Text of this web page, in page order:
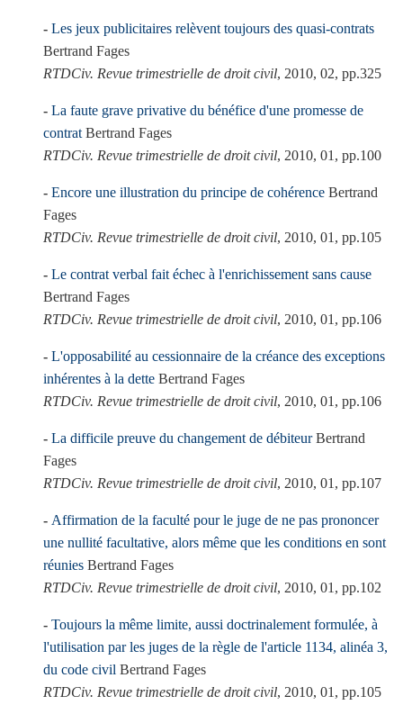
Les jeux publicitaires relèvent toujours des quasi-contrats
Bertrand Fages
RTDCiv. Revue trimestrielle de droit civil, 2010, 02, pp.325
La faute grave privative du bénéfice d'une promesse de
contrat Bertrand Fages
RTDCiv. Revue trimestrielle de droit civil, 2010, 01, pp.100
Encore une illustration du principe de cohérence Bertrand
Fages
RTDCiv. Revue trimestrielle de droit civil, 2010, 01, pp.105
Le contrat verbal fait échec à l'enrichissement sans cause
Bertrand Fages
RTDCiv. Revue trimestrielle de droit civil, 2010, 01, pp.106
L'opposabilité au cessionnaire de la créance des exceptions
inhérentes à la dette Bertrand Fages
RTDCiv. Revue trimestrielle de droit civil, 2010, 01, pp.106
La difficile preuve du changement de débiteur Bertrand
Fages
RTDCiv. Revue trimestrielle de droit civil, 2010, 01, pp.107
Affirmation de la faculté pour le juge de ne pas prononcer
une nullité facultative, alors même que les conditions en sont
réunies Bertrand Fages
RTDCiv. Revue trimestrielle de droit civil, 2010, 01, pp.102
Toujours la même limite, aussi doctrinalement formulée, à
l'utilisation par les juges de la règle de l'article 1134, alinéa 3,
du code civil Bertrand Fages
RTDCiv. Revue trimestrielle de droit civil, 2010, 01, pp.105